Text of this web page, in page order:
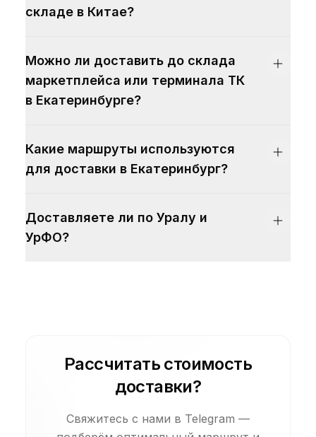
складе в Китае?
Можно ли доставить до склада
маркетплейса или терминала ТК
в Екатеринбурге?
Какие маршруты используются
для доставки в Екатеринбург?
Доставляете ли по Уралу и
УрФО?
Рассчитать стоимость
доставки?
Свяжитесь с нами в Telegram —